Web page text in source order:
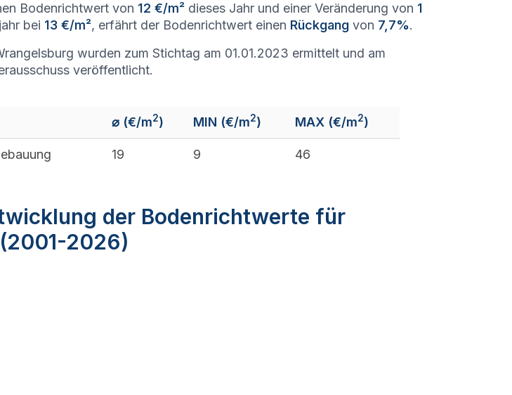
Bodenrichtwert von 12 €/m² dieses Jahr und einer Veränderung von 1
bei 13 €/m², erfährt der Bodenrichtwert einen Rückgang von 7,7%.
wurden zum Stichtag am 01.01.2023 ermittelt und am
veröffentlicht.
⌀ (€/m2) MIN (€/m2) MAX (€/m2)
19 9 46
der Bodenrichtwerte für
2026)